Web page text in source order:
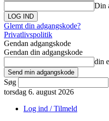
Din
Glemt din adgangskode?
Privatlivspolitik
Gendan adgangskode
Gendan din adgangskode
din
Søg
torsdag 6. august 2026
Log ind / Tilmeld